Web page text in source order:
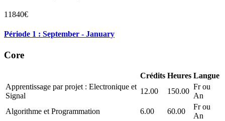
11840€
Période 1 : September - January
Core
Crédits Heures Langue
Apprentissage par projet : Electronique et
Signal
12.00 150.00
Fr ou
An
Algorithme et Programmation
6.00 60.00
Fr ou
An